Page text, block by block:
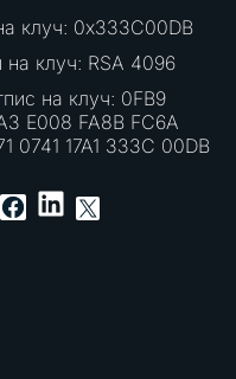
клуч: 0x333C00DB
на клуч: RSA 4096
на клуч: 0FB9
E008 FA8B FC6A
0741 17A1 333C 00DB
Facebook
LinkedIn
X